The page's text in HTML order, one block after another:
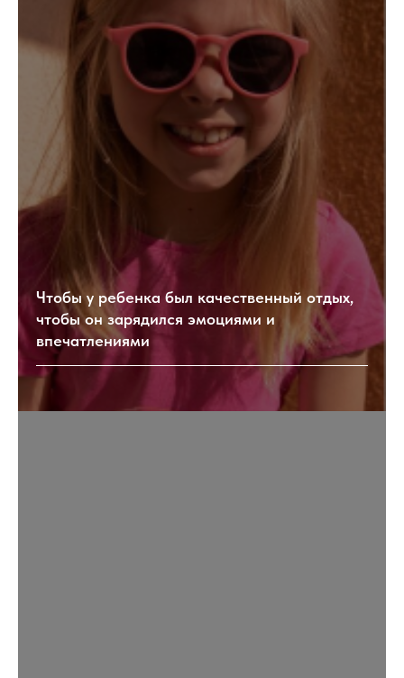
Чтобы у ребенка был качественный отдых,
чтобы он зарядился эмоциями и
впечатлениями